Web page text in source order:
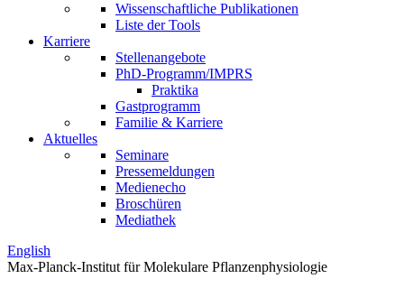
Wissenschaftliche Publikationen
Liste der Tools
Karriere
Stellenangebote
PhD-Programm/IMPRS
Praktika
Gastprogramm
Familie & Karriere
Aktuelles
Seminare
Pressemeldungen
Medienecho
Broschüren
Mediathek
English
Max-Planck-Institut für Molekulare Pflanzenphysiologie